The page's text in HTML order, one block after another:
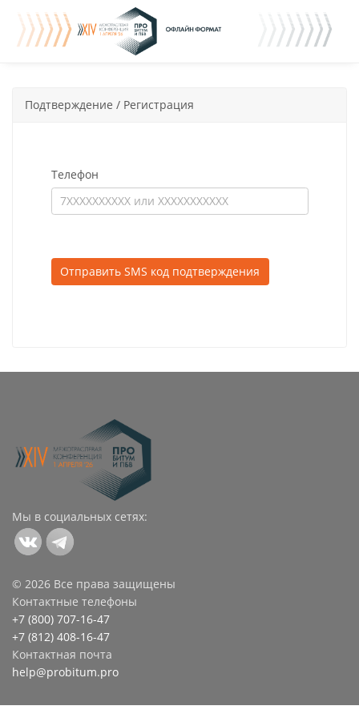
Подтверждение / Регистрация
Телефон
Отправить SMS код подтверждения
Мы в социальных сетях:
© 2026 Все права защищены
Контактные телефоны
+7 (800) 707-16-47
+7 (812) 408-16-47
Контактная почта
help@probitum.pro